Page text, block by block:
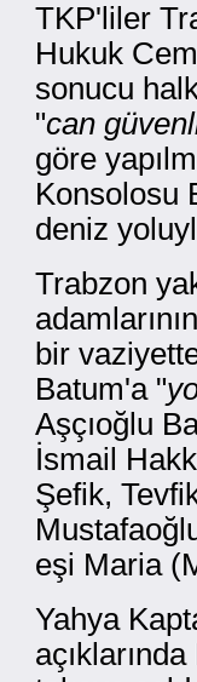
TKP'liler
Hukuk
sonucu
"can
göre
Konsolosu
deniz
Trabzon
bir
Batum'a "
Aşçıoğlu
İsmail
Şefik,
eşi Maria
Yahya